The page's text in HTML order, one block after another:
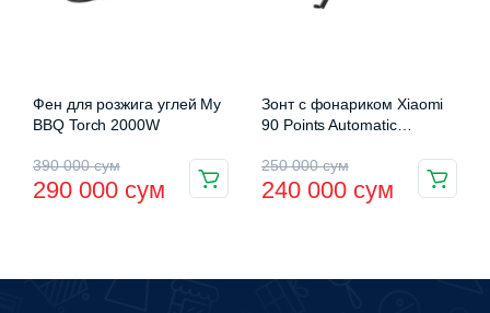
Фен для розжига углей My
BBQ Torch 2000W
390 000сум
Первоначальная
цена
390
290 000 сум
Текущая
цена:
000 сум.
Зонт с фонариком Xiaomi
90 Points Automatic
250 000сум
Первоначальная
цена
250
240 000 сум
Текущая
цена:
000 сум.